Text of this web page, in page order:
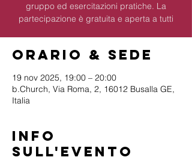
gruppo ed esercitazioni pratiche. La
partecipazione è gratuita e aperta a tutti
Orario & Sede
19 nov 2025, 19:00 – 20:00
b.Church, Via Roma, 2, 16012 Busalla GE,
Italia
Info
sull'evento